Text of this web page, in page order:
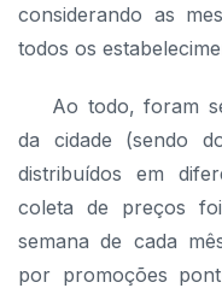
considerando as
todos os
Ao todo, foram
da cidade (sendo
distribuídos em
coleta de preços
semana de cada
por promoções